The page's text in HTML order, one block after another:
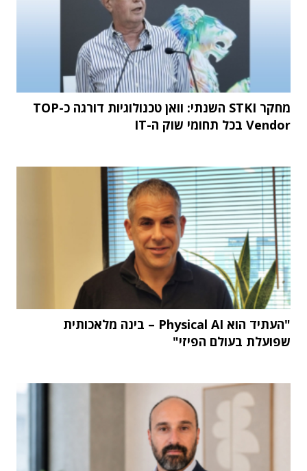
מחקר STKI השנתי: וואן טכנולוגיות דורגה כ-TOP
Vendor בכל תחומי שוק ה-IT
"העתיד הוא Physical AI – בינה מלאכותית
שפועלת בעולם הפיזי"